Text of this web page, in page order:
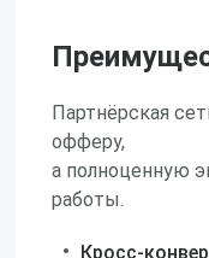
Партнёрская
офферу,
а полноценную
работы.
Кросс-